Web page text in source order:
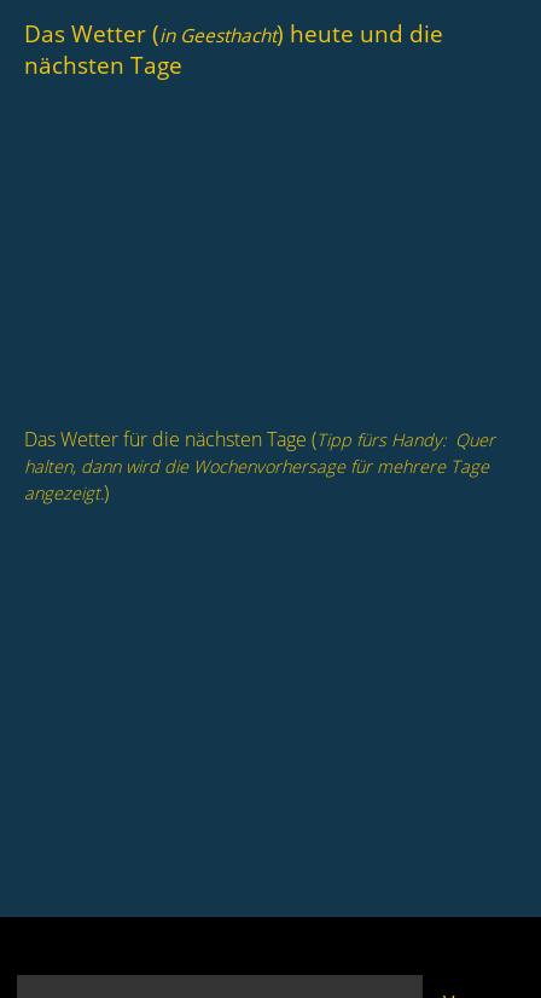
Das Wetter (in Geesthacht) heute und die
nächsten Tage
Das Wetter für die nächsten Tage (Tipp fürs Handy: Quer
halten, dann wird die Wochenvorhersage für mehrere Tage
angezeigt.)